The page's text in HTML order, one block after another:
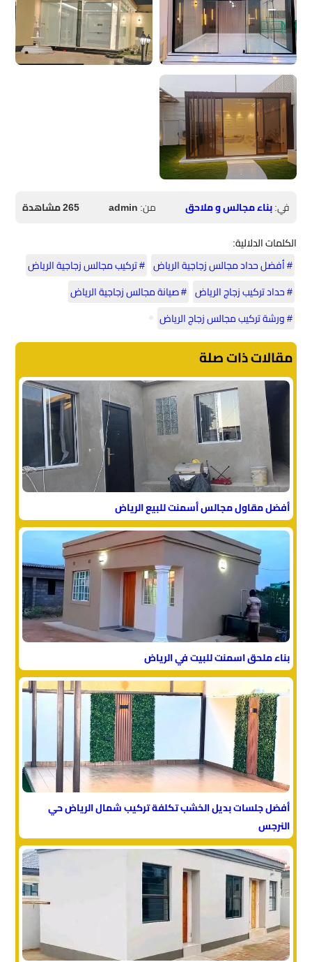
في:بناء مجالس و ملاحق من:admin
265 مشاهدة
الكلمات الدلالية:
# أفضل حداد مجالس زجاجية الرياض # تركيب مجالس زجاجية الرياض
# حداد تركيب زجاج الرياض # صيانة مجالس زجاجية الرياض
# ورشة تركيب مجالس زجاج الرياض
مقالات ذات صلة
أفضل مقاول مجالس أسمنت للبيع الرياض
بناء ملحق اسمنت للبيت في الرياض
أفضل جلسات بديل الخشب تكلفة تركيب شمال الرياض حي
النرجس